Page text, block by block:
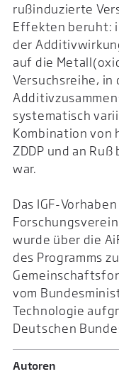
rußinduzierte
Effekten beruht:
der
auf die
Versuchsreihe, in
systematisch
Kombination von
ZDDP und an
war.
Das IGF-
wurde über die
des Programms
vom
Technologie
Deutschen
Autoren